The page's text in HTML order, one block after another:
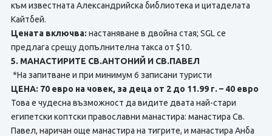
към известната Александрийска библиотека и цитаделата
Кайтбей.
Цената включва: настаняване в двойна стая; SGL се
предлага срещу допълнителна такса от $10.
5. МАНАСТИРИТЕ СВ.АНТОНИЙ И СВ.ПАВЕЛ
*На запитване и при минимум 6 записани туристи
ЦЕНА: 70 евро на човек, за деца от 2 до 11.99 г. – 40 евро
Това е чудесна възможност да видите двата най-стари
египетски коптски православни манастира: манастира Св.
Павел, наричан още манастира на тигрите, и манастира Анба